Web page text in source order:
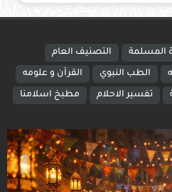
المسلمة التصنيف العام
الطب النبوي القرآن و علومه
تفسير الاحلام مطبخ اسلامنا